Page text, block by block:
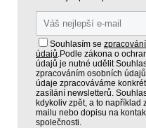
Souhlasím se
údajů.Podle zákona o
údajů je nutné udělit
zpracováním osobních
údaje zpracováváme
zasílání newsletterů.
kdykoliv zpět, a to například
mailu nebo dopisu na
společnosti.